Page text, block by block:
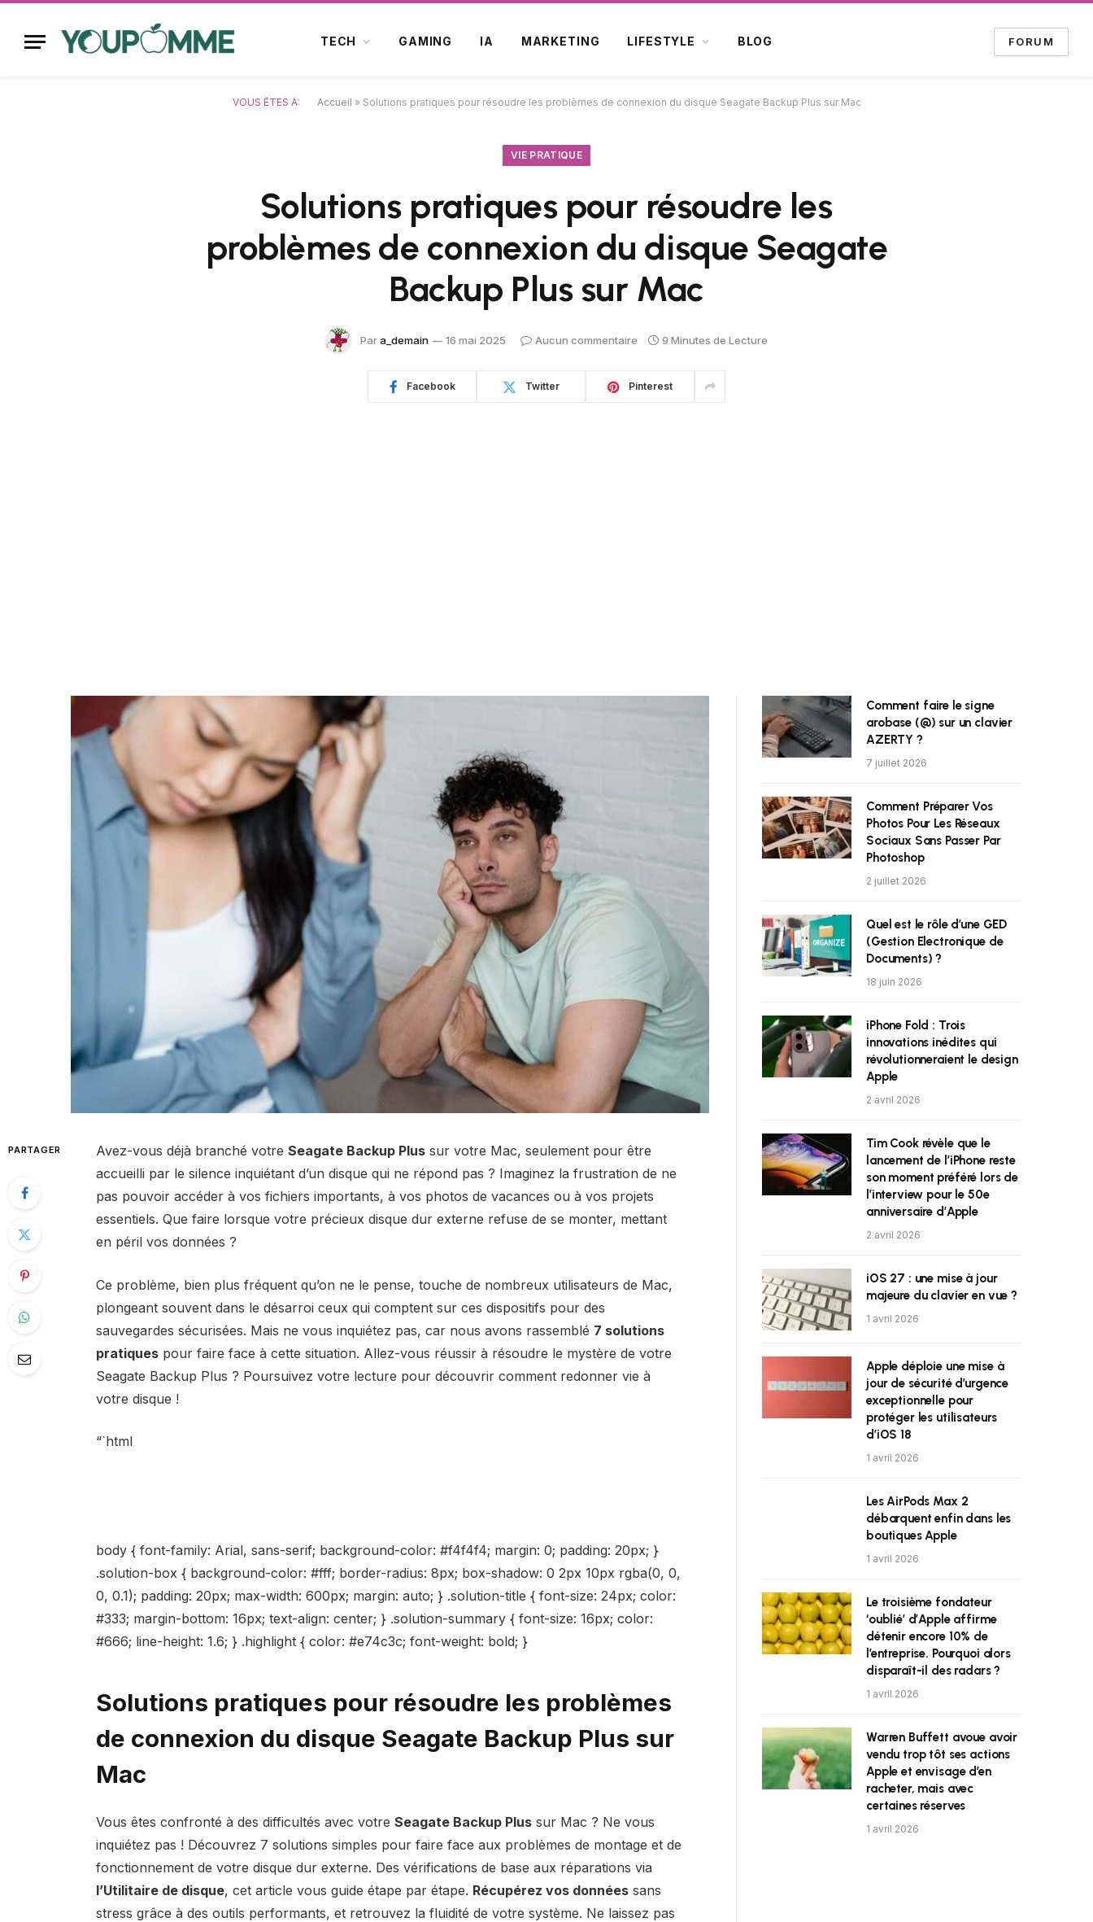
TECH GAMING IA MARKETING LIFESTYLE BLOG FORUM
VOUS ÊTES À: Accueil » Solutions pratiques pour résoudre les problèmes de connexion du disque Seagate Backup Plus sur Mac
VIE PRATIQUE
Solutions pratiques pour résoudre les
problèmes de connexion du disque Seagate
Backup Plus sur Mac
Para_demain 16 mai 2025 Aucun commentaire 9 Minutes de Lecture
Facebook Twitter Pinterest
PARTAGER Avez-vous déjà branché votre Seagate Backup Plussur votre Mac, seulement pour être
accueilli par le silence inquiétant d’un disque qui ne répond pas ? Imaginez la frustration de ne
pas pouvoir accéder à vos fichiers importants, à vos photos de vacances ou à vos projets
essentiels. Que faire lorsque votre précieux disque dur externe refuse de se monter, mettant
en péril vos données ?
Ce problème, bien plus fréquent qu’on ne le pense, touche de nombreux utilisateurs de Mac,
plongeant souvent dans le désarroi ceux qui comptent sur ces dispositifs pour des
sauvegardes sécurisées. Mais ne vous inquiétez pas, car nous avons rassemblé 7 solutions
pratiquespour faire face à cette situation. Allez-vous réussir à résoudre le mystère de votre
Seagate Backup Plus ? Poursuivez votre lecture pour découvrir comment redonner vie à
votre disque !
“`html
body { font-family: Arial, sans-serif; background-color: #f4f4f4; margin: 0; padding: 20px; }
.solution-box { background-color: #fff; border-radius: 8px; box-shadow: 0 2px 10px rgba(0, 0,
0, 0.1); padding: 20px; max-width: 600px; margin: auto; } .solution-title { font-size: 24px; color:
#333; margin-bottom: 16px; text-align: center; } .solution-summary { font-size: 16px; color:
#666; line-height: 1.6; } .highlight { color: #e74c3c; font-weight: bold; }
Solutions pratiques pour résoudre les problèmes
de connexion du disque Seagate Backup Plus sur
Mac
Vous êtes confronté à des difficultés avec votre Seagate Backup Plussur Mac ? Ne vous
inquiétez pas ! Découvrez 7 solutions simples pour faire face aux problèmes de montage et de
fonctionnement de votre disque dur externe. Des vérifications de base aux réparations via
l’Utilitaire de disque, cet article vous guide étape par étape. Récupérez vos donnéessans
stress grâce à des outils performants, et retrouvez la fluidité de votre système. Ne laissez pas
Comment faire le signe
arobase (@) sur un clavier
AZERTY ?
7 juillet 2026
Comment Préparer Vos
Photos Pour Les Réseaux
Sociaux Sans Passer Par
Photoshop
2 juillet 2026
Quel est le rôle d’une GED
(Gestion Electronique de
Documents) ?
18 juin 2026
iPhone Fold : Trois
innovations inédites qui
révolutionneraient le design
Apple
2 avril 2026
Tim Cook révèle que le
lancement de l’iPhone reste
son moment préféré lors de
l’interview pour le 50e
anniversaire d’Apple
2 avril 2026
iOS 27 : une mise à jour
majeure du clavier en vue ?
1 avril 2026
Apple déploie une mise à
jour de sécurité d’urgence
exceptionnelle pour
protéger les utilisateurs
d’iOS 18
1 avril 2026
Les AirPods Max 2
débarquent enfin dans les
boutiques Apple
1 avril 2026
Le troisième fondateur
‘oublié’ d’Apple affirme
détenir encore 10% de
l’entreprise. Pourquoi alors
disparaît-il des radars ?
1 avril 2026
Warren Buffett avoue avoir
vendu trop tôt ses actions
Apple et envisage d’en
racheter, mais avec
certaines réserves
1 avril 2026